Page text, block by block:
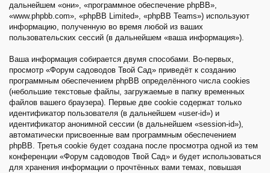
дальнейшем «они», «программное обеспечение phpBB»,
«www.phpbb.com», «phpBB Limited», «phpBB Teams») используют
информацию, полученную во время любой из ваших
пользовательских сессий (в дальнейшем «ваша информация»).
Ваша информация собирается двумя способами. Во-первых,
просмотр «Форум садоводов Твой Сад» приведёт к созданию
программным обеспечением phpBB определённого числа cookies
(небольшие текстовые файлы, загружаемые в папку временных
файлов вашего браузера). Первые две cookie содержат только
идентификатор пользователя (в дальнейшем «user-id») и
идентификатор анонимной сессии (в дальнейшем «session-id»),
автоматически присвоенные вам программным обеспечением
phpBB. Третья cookie будет создана после просмотра одной из тем
конференции «Форум садоводов Твой Сад» и будет использоваться
для хранения информации о прочтённых вами темах, повышая